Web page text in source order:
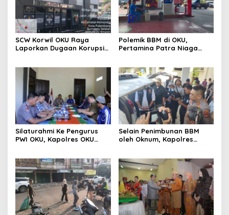
SCW Korwil OKU Raya
Laporkan Dugaan Korupsi
Ke Polda Sumsel
Polemik BBM di OKU,
Pertamina Patra Niaga
BBM Subsidi dan Perkuat
Pengawasan di Kabupaten
Ogan Komering Ulu
Silaturahmi Ke Pengurus
PWI OKU, Kapolres OKU
Selain Penimbunan BBM
oleh Oknum, Kapolres
Niaga Bungkam